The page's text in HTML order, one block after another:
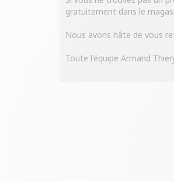
gratuitement dans le
Nous avons hâte de vous
Toute l'équipe Armand